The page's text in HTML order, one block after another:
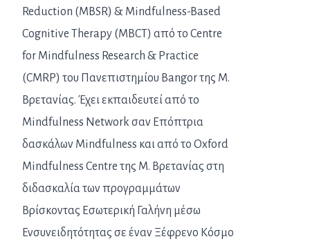
Reduction (MBSR) & Mindfulness-Based
Cognitive Therapy (MBCT) από το Centre
for Mindfulness Research & Practice
(CMRP) του Πανεπιστημίου Bangor της Μ.
Βρετανίας. Έχει εκπαιδευτεί από το
Mindfulness Network σαν Επόπτρια
δασκάλων Mindfulness και από το Oxford
Mindfulness Centre της Μ. Βρετανίας στη
διδασκαλία των προγραμμάτων
Βρίσκοντας Εσωτερική Γαλήνη μέσω
Ενσυνειδητότητας σε έναν Ξέφρενο Κόσμο